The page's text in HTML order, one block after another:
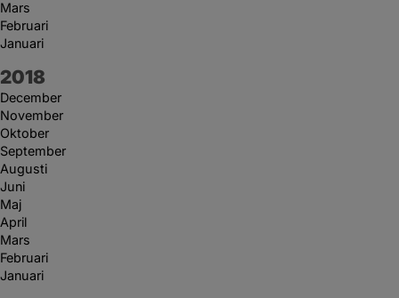
Mars
Februari
Januari
År:
2018
December
November
Oktober
September
Augusti
Juni
Maj
April
Mars
Februari
Januari